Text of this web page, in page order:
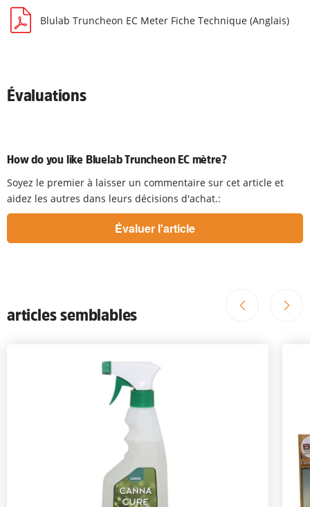
Blulab Truncheon EC Meter Fiche Technique (Anglais)
Évaluations
How do you like Bluelab Truncheon EC mètre?
Soyez le premier à laisser un commentaire sur cet article et
aidez les autres dans leurs décisions d'achat.:
articles semblables